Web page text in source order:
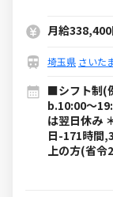
月給
埼玉県 さいた
■シフト制(
b.10:00～
は翌日休み
日-171時間
上の方(省令